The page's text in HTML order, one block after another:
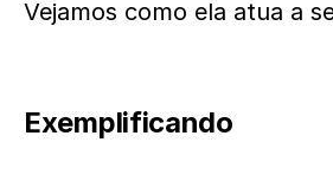
Vejamos como ela atua a
Exemplificando